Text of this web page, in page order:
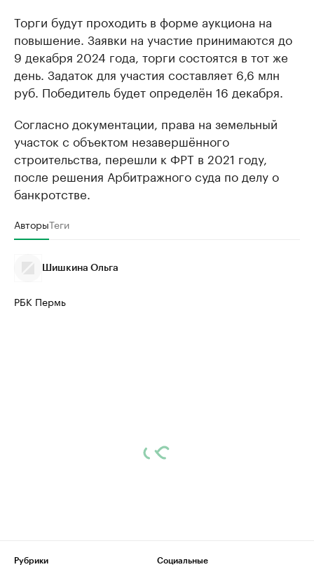
Торги будут проходить в форме аукциона на
повышение. Заявки на участие принимаются до
9 декабря 2024 года, торги состоятся в тот же
день. Задаток для участия составляет 6,6 млн
руб. Победитель будет определён 16 декабря.
Согласно документации, права на земельный
участок с объектом незавершённого
строительства, перешли к ФРТ в 2021 году,
после решения Арбитражного суда по делу о
банкротстве.
АвторыТеги
Шишкина Ольга
РБК Пермь
Рубрики
Социальные